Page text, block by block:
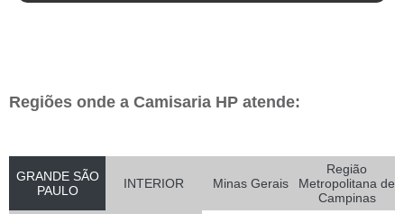
Regiões onde a Camisaria HP atende:
GRANDE SÃO
PAULO
INTERIOR Minas Gerais
Região
Metropolitana de
Campinas